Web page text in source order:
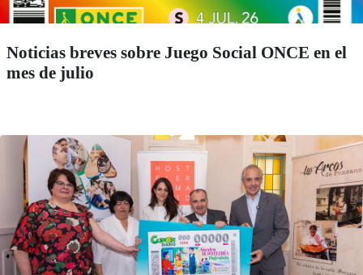
Noticias breves sobre Juego Social ONCE en el
mes de julio